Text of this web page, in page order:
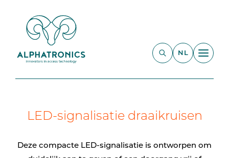
NL
LED-signalisatie draaikruisen
Deze compacte LED-signalisatie is ontworpen om